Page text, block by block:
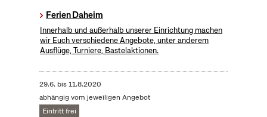
Ferien Daheim
Innerhalb und außerhalb unserer Einrichtung machen
wir Euch verschiedene Angebote, unter anderem
Ausflüge, Turniere, Bastelaktionen.
29.6. bis11.8.2020
abhängig vom jeweiligen Angebot
Eintritt frei